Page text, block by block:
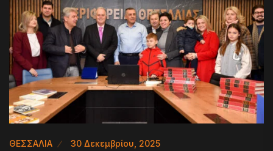
ΘΕΣΣΑΛΙΑ 30 Δεκεμβρίου, 2025